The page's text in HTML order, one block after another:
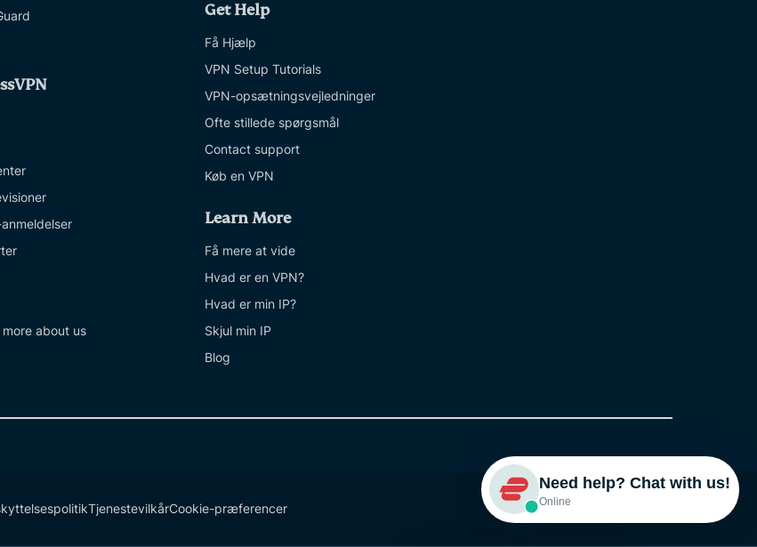
about us
Get Help
Få Hjælp
VPN Setup Tutorials
VPN-opsætningsvejledninger
Ofte stillede spørgsmål
Contact support
Køb en VPN
Learn More
Få mere at vide
Hvad er en VPN?
Hvad er min IP?
Skjul min IP
Blog
TjenestevilkårCookie-præferencer
Need help? Chat with us!
Online